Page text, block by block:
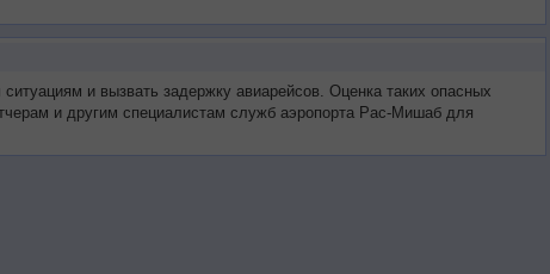
и вызвать задержку авиарейсов. Оценка таких опасных
и другим специалистам служб аэропорта Рас-Мишаб для